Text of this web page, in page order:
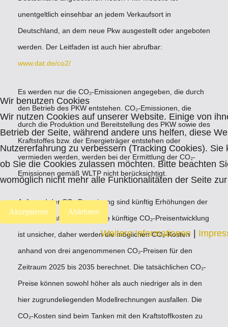
unentgeltlich einsehbar an jedem Verkaufsort in
Deutschland, an dem neue Pkw ausgestellt oder angeboten
werden. Der Leitfaden ist auch hier abrufbar:
www.dat.de/co2/
Es werden nur die CO₂-Emissionen angegeben, die durch
den Betrieb des PKW entstehen. CO₂-Emissionen, die
durch die Produktion und Bereitstellung des PKW sowie des
Kraftstoffes bzw. der Energieträger entstehen oder
vermieden werden, werden bei der Ermittlung der CO₂-
Emissionen gemäß WLTP nicht berücksichtigt.
Aufgrund der CO₂-Bepreisung sind künftig Erhöhungen der
Kraftstoffkosten möglich. Die künftige CO₂-Preisentwicklung
ist unsicher, daher werden die möglichen CO₂-Kosten
anhand von drei angenommenen CO₂-Preisen für den
Zeitraum 2025 bis 2035 berechnet. Die tatsächlichen CO₂-
Preise können sowohl höher als auch niedriger als in den
hier zugrundeliegenden Modellrechnungen ausfallen. Die
CO₂-Kosten sind beim Tanken mit den Kraftstoffkosten zu
Wir benutzen Cookies
Wir nutzen Cookies auf unserer Website. Einige von
Betrieb der Seite, während andere uns helfen, diese
Nutzererfahrung zu verbessern (Tracking Cookies).
ob Sie die Cookies zulassen möchten. Bitte beachten
womöglich nicht mehr alle Funktionalitäten der Seite
Akzeptieren Ablehnen
Weitere Informationen |